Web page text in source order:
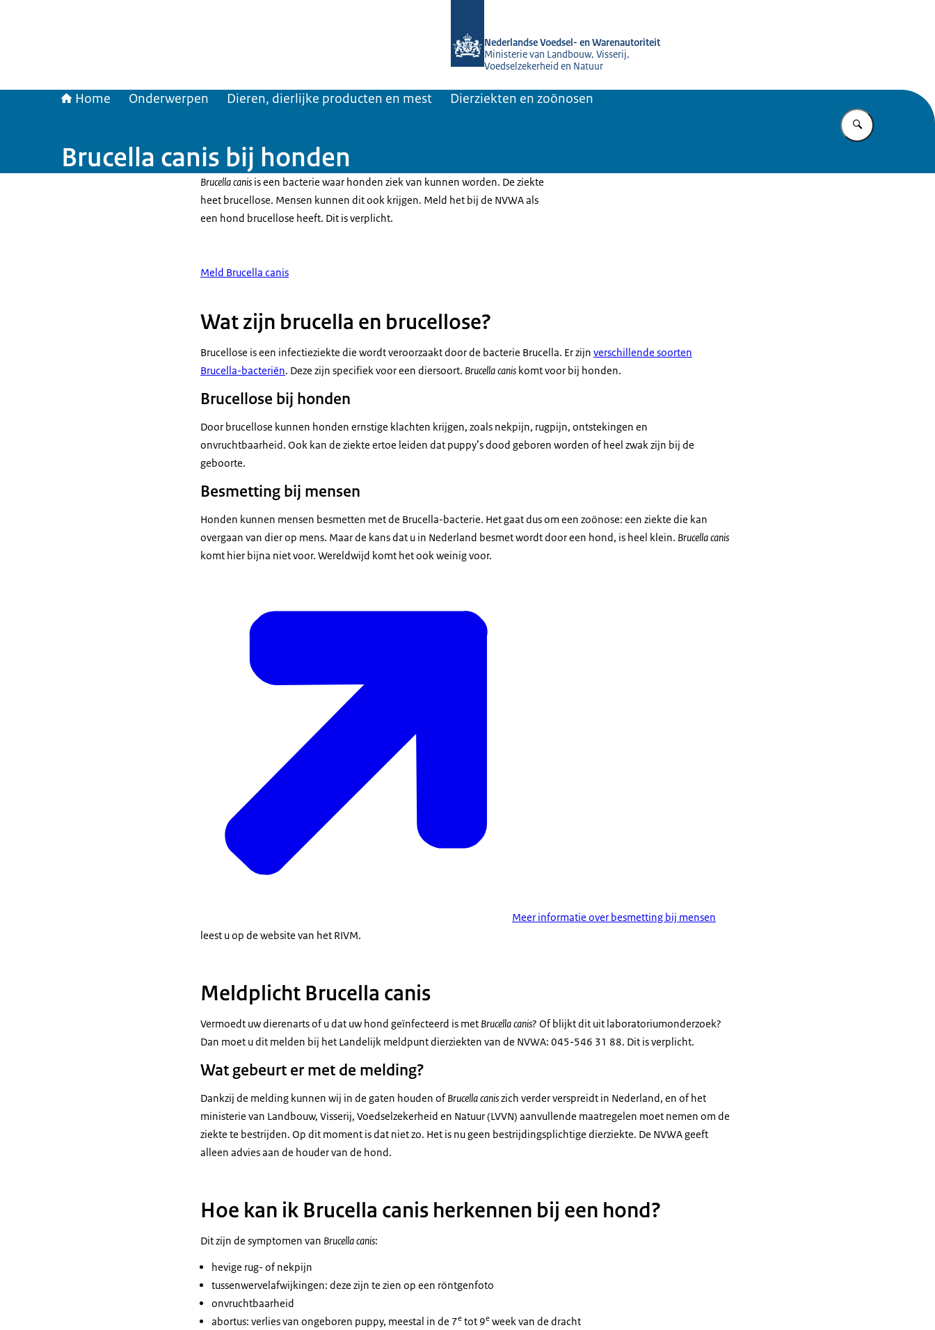
Nederlandse Voedsel- en Warenautoriteit
Ministerie van Landbouw, Visserij,
Voedselzekerheid en Natuur
Home Onderwerpen Dieren, dierlijke producten en mest Dierziekten en zoönosen
Vul in wat u
Brucella canis bij honden
Brucella canis is een bacterie waar honden ziek van kunnen worden. De ziekte
heet brucellose. Mensen kunnen dit ook krijgen. Meld het bij de NVWA als
een hond brucellose heeft. Dit is verplicht.
Meld Brucella canis
Wat zijn brucella en brucellose?
Brucellose is een infectieziekte die wordt veroorzaakt door de bacterie Brucella. Er zijn verschillende soorten
Brucella-bacteriën. Deze zijn specifiek voor een diersoort. Brucella canis komt voor bij honden.
Brucellose bij honden
Door brucellose kunnen honden ernstige klachten krijgen, zoals nekpijn, rugpijn, ontstekingen en
onvruchtbaarheid. Ook kan de ziekte ertoe leiden dat puppy’s dood geboren worden of heel zwak zijn bij de
geboorte.
Besmetting bij mensen
Honden kunnen mensen besmetten met de Brucella-bacterie. Het gaat dus om een zoönose: een ziekte die kan
overgaan van dier op mens. Maar de kans dat u in Nederland besmet wordt door een hond, is heel klein. Brucella canis
komt hier bijna niet voor. Wereldwijd komt het ook weinig voor.
Meer informatie over besmetting bij mensen
leest u op de website van het RIVM.
Meldplicht Brucella canis
Vermoedt uw dierenarts of u dat uw hond geïnfecteerd is met Brucella canis? Of blijkt dit uit laboratoriumonderzoek?
Dan moet u dit melden bij het Landelijk meldpunt dierziekten van de NVWA: 045-546 31 88. Dit is verplicht.
Wat gebeurt er met de melding?
Dankzij de melding kunnen wij in de gaten houden ofBrucella caniszich verder verspreidt in Nederland, en of het
ministerie van Landbouw, Visserij, Voedselzekerheid en Natuur (LVVN) aanvullende maatregelen moet nemen om de
ziekte te bestrijden. Op dit moment is dat niet zo. Het is nu geen bestrijdingsplichtige dierziekte. De NVWA geeft
alleen advies aan de houder van de hond.
Hoe kan ik Brucella canis herkennen bij een hond?
Dit zijn de symptomen van Brucella canis:
hevige rug- of nekpijn
tussenwervelafwijkingen: deze zijn te zien op een röntgenfoto
onvruchtbaarheid
abortus: verlies van ongeboren puppy, meestal in de 7e tot 9e week van de dracht